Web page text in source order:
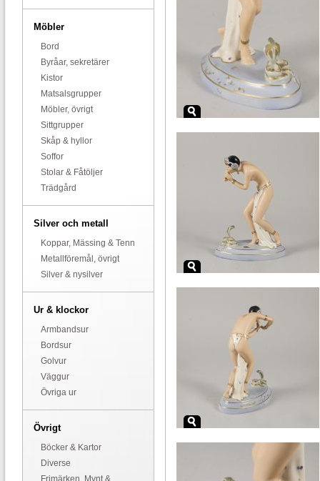
Möbler
Bord
Byråar, sekretärer
Kistor
Matsalsgrupper
Möbler, övrigt
Sittgrupper
Skåp & hyllor
Soffor
Stolar & Fåtöljer
Trädgård
Silver och metall
Koppar, Mässing & Tenn
Metallföremål, övrigt
Silver & nysilver
Ur & klockor
Armbandsur
Bordsur
Golvur
Väggur
Övriga ur
Övrigt
Böcker & Kartor
Diverse
Frimärken, Mynt &